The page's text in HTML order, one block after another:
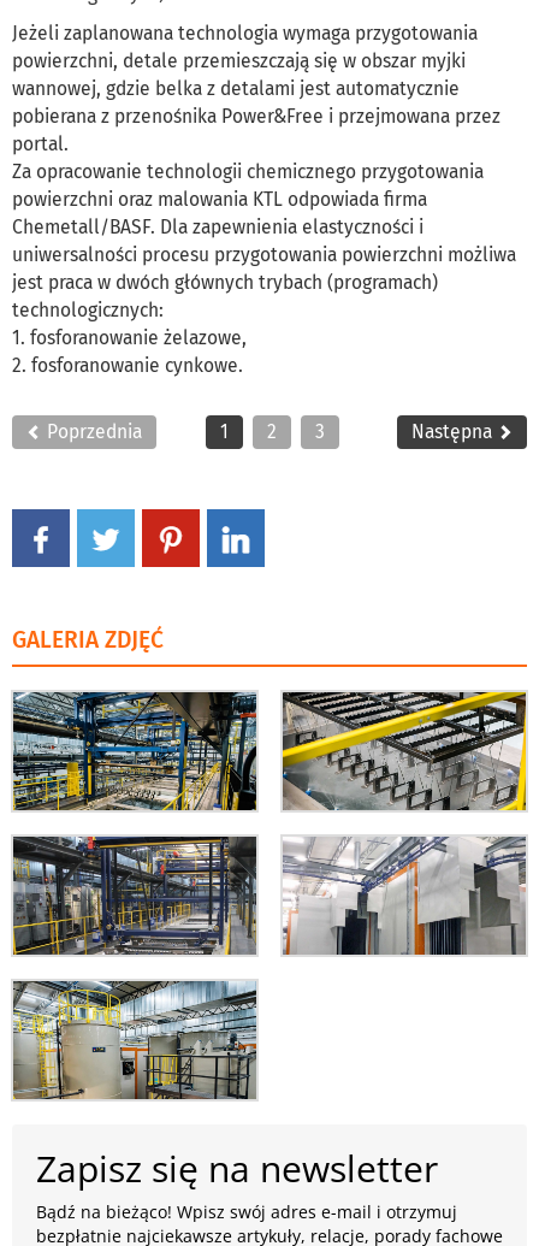
Jeżeli zaplanowana technologia wymaga przygotowania
powierzchni, detale przemieszczają się w obszar myjki
wannowej, gdzie belka z detalami jest automatycznie
pobierana z przenośnika Power&Free i przejmowana przez
portal.
Za opracowanie technologii chemicznego przygotowania
powierzchni oraz malowania KTL odpowiada firma
Chemetall/BASF. Dla zapewnienia elastyczności i
uniwersalności procesu przygotowania powierzchni możliwa
jest praca w dwóch głównych trybach (programach)
technologicznych:
1. fosforanowanie żelazowe,
2. fosforanowanie cynkowe.
Poprzednia 1 2 3 Następna
GALERIA ZDJĘĆ
Zapisz się na newsletter
Bądź na bieżąco! Wpisz swój adres e-mail i otrzymuj
bezpłatnie najciekawsze artykuły, relacje, porady fachowe